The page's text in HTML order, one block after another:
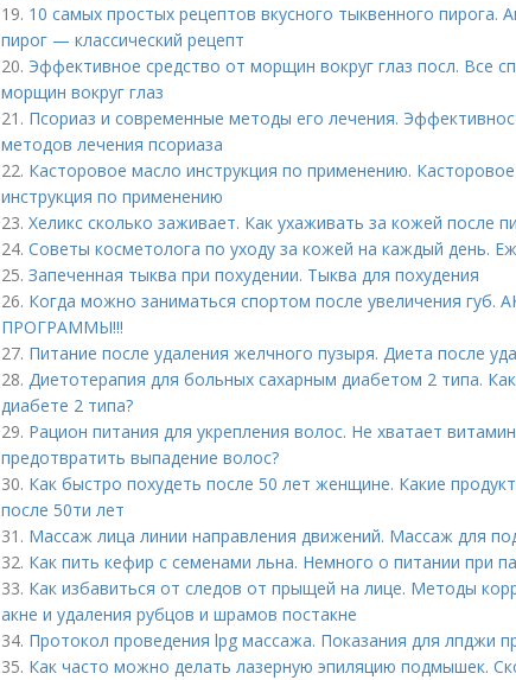
19. 10 самых простых рецептов вкусного тыквенного пирога.
пирог — классический рецепт
20. Эффективное средство от морщин вокруг глаз посл. Все
морщин вокруг глаз
21. Псориаз и современные методы его лечения.
методов лечения псориаза
22. Касторовое масло инструкция по применению.
инструкция по применению
23. Хеликс сколько заживает. Как ухаживать за кожей после
24. Советы косметолога по уходу за кожей на каждый день.
25. Запеченная тыква при похудении. Тыква для похудения
26. Когда можно заниматься спортом после увеличения
ПРОГРАММЫ!!!
27. Питание после удаления желчного пузыря. Диета после
28. Диетотерапия для больных сахарным диабетом 2 типа.
диабете 2 типа?
29. Рацион питания для укрепления волос. Не хватает
предотвратить выпадение волос?
30. Как быстро похудеть после 50 лет женщине. Какие
после 50ти лет
31. Массаж лица линии направления движений. Массаж для
32. Как пить кефир с семенами льна. Немного о питании при
33. Как избавиться от следов от прыщей на лице. Методы
акне и удаления рубцов и шрамов постакне
34. Протокол проведения lpg массажа. Показания для лпджи
35. Как часто можно делать лазерную эпиляцию подмышек.